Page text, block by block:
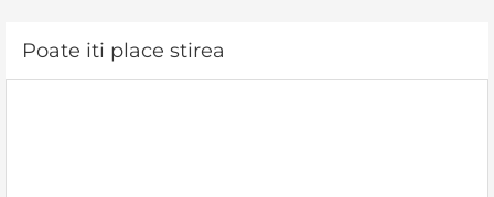
Poate iti place stirea